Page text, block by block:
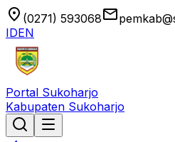
location_on (0271) 593068email
IDEN
Portal Sukoharjo
Kabupaten Sukoharjo